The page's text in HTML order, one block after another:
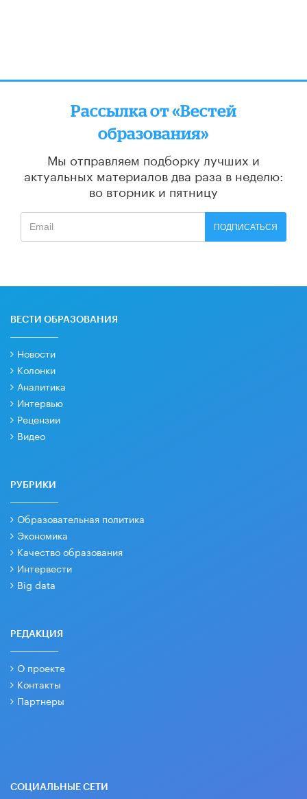
Рассылка от «Вестей
образования»
Мы отправляем подборку лучших и
актуальных материалов два раза в неделю:
во вторник и пятницу
ПОДПИСАТЬСЯ
ВЕСТИ ОБРАЗОВАНИЯ
Новости
Колонки
Аналитика
Интервью
Рецензии
Видео
РУБРИКИ
Образовательная политика
Экономика
Качество образования
Интервести
Big data
РЕДАКЦИЯ
О проекте
Контакты
Партнеры
СОЦИАЛЬНЫЕ СЕТИ